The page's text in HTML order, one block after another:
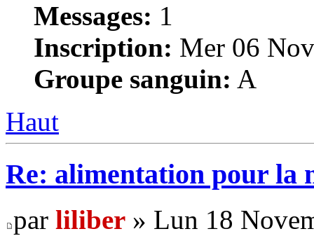
Messages: 1
Inscription: Mer 06
Groupe sanguin: A
Haut
Re: alimentation pour la
par liliber » Lun 18